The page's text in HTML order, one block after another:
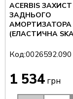
ACERBIS ЗАХИСТ
ЗАДНЬОГО
АМОРТИЗАТОРА
(ЕЛАСТИЧНА
Код:0026592.090
1 534 грн